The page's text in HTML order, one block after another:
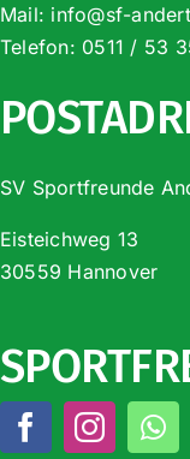
Mail: info@sf-
Telefon: 0511 / 53
SV Sportfreunde
Eisteichweg 13
30559 Hannover